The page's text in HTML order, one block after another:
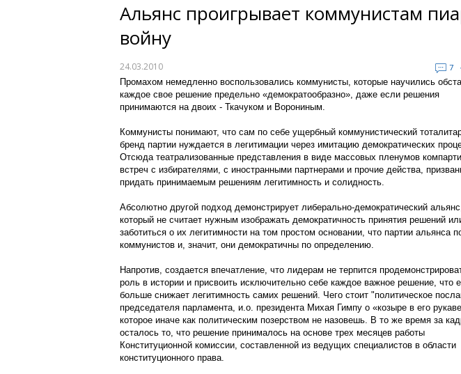
Альянс проигрывает коммунистам
войну
24.03.2010 7
Промахом немедленно воспользовались коммунисты, которые научились
каждое свое решение предельно «демократообразно», даже если решения
принимаются на двоих - Ткачуком и Ворониным.
Коммунисты понимают, что сам по себе ущербный коммунистический
бренд партии нуждается в легитимации через имитацию демократических
Отсюда театрализованные представления в виде массовых пленумов
встреч с избирателями, с иностранными партнерами и прочие действа,
придать принимаемым решениям легитимность и солидность.
Абсолютно другой подход демонстрирует либерально-демократический
который не считает нужным изображать демократичность принятия решений
заботиться о их легитимности на том простом основании, что партии альянса
коммунистов и, значит, они демократичны по определению.
Напротив, создается впечатление, что лидерам не терпится
роль в истории и присвоить исключительно себе каждое важное решение, что
больше снижает легитимность самих решений. Чего стоит "политическое
председателя парламента, и.о. президента Михая Гимпу о «козыре в его
которое иначе как политическим позерством не назовешь. В то же время за
осталось то, что решение принималось на основе трех месяцев работы
Конституционной комиссии, составленной из ведущих специалистов в области
конституционного права.